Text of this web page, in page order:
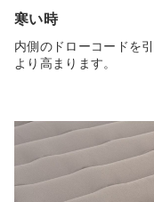
寒い時
内側のドローコードを
より高まります。